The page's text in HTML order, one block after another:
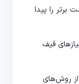
را پیدا
قیف
از روش‌های